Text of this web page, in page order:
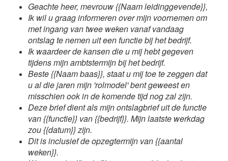
Geachte heer, mevrouw {{Naam leidinggevende}},
Ik wil u graag informeren over mijn voornemen om
met ingang van twee weken vanaf vandaag
ontslag te nemen uit een functie bij het bedrijf.
Ik waardeer de kansen die u mij hebt gegeven
tijdens mijn ambtstermijn bij het bedrijf.
Beste {{Naam baas}}, staat u mij toe te zeggen dat
u al die jaren mijn 'rolmodel' bent geweest en
misschien ook in de komende tijd nog zal zijn.
Deze brief dient als mijn ontslagbrief uit de functie
van {{functie}} van {{bedrijf}}. Mijn laatste werkdag
zou {{datum}} zijn.
Dit is inclusief de opzegtermijn van {{aantal
weken}}.